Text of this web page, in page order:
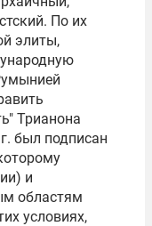
По их
элиты,
Трианона
был подписан
и
областям
условиях,